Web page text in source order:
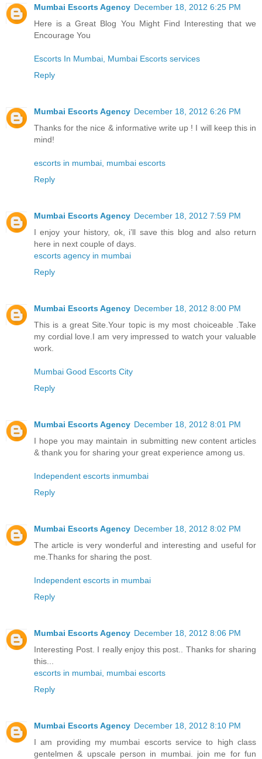
Mumbai Escorts Agency December 18, 2012 6:25 PM
Here is a Great Blog You Might Find Interesting that we
Encourage You
Escorts In Mumbai, Mumbai Escorts services
Reply
Mumbai Escorts Agency December 18, 2012 6:26 PM
Thanks for the nice & informative write up ! I will keep this in
mind!
escorts in mumbai, mumbai escorts
Reply
Mumbai Escorts Agency December 18, 2012 7:59 PM
I enjoy your history, ok, i’ll save this blog and also return
here in next couple of days.
escorts agency in mumbai
Reply
Mumbai Escorts Agency December 18, 2012 8:00 PM
This is a great Site.Your topic is my most choiceable .Take
my cordial love.I am very impressed to watch your valuable
work.
Mumbai Good Escorts City
Reply
Mumbai Escorts Agency December 18, 2012 8:01 PM
I hope you may maintain in submitting new content articles
& thank you for sharing your great experience among us.
Independent escorts inmumbai
Reply
Mumbai Escorts Agency December 18, 2012 8:02 PM
The article is very wonderful and interesting and useful for
me.Thanks for sharing the post.
Independent escorts in mumbai
Reply
Mumbai Escorts Agency December 18, 2012 8:06 PM
Interesting Post. I really enjoy this post.. Thanks for sharing
this...
escorts in mumbai, mumbai escorts
Reply
Mumbai Escorts Agency December 18, 2012 8:10 PM
I am providing my mumbai escorts service to high class
gentelmen & upscale person in mumbai. join me for fun